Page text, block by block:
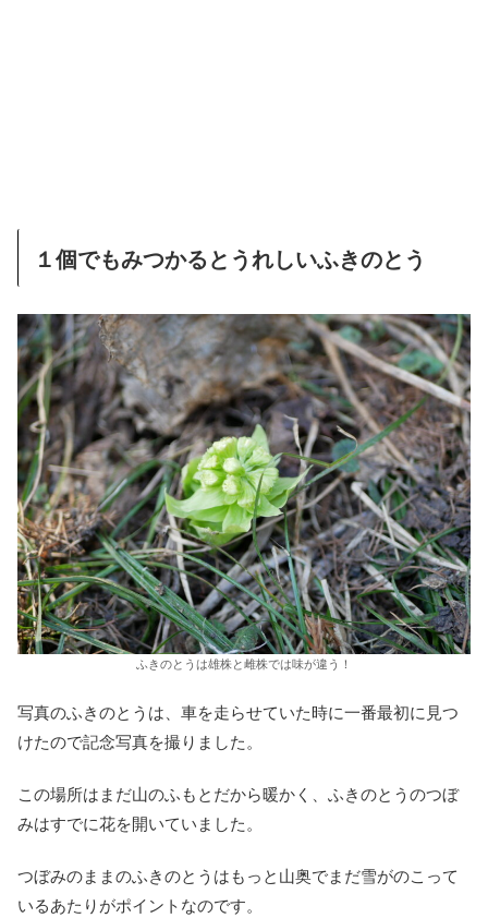
１個でもみつかるとうれしいふきのとう
ふきのとうは雄株と雌株では味が違う！
写真のふきのとうは、車を走らせていた時に一番最初に見つ
けたので記念写真を撮りました。
この場所はまだ山のふもとだから暖かく、ふきのとうのつぼ
みはすでに花を開いていました。
つぼみのままのふきのとうはもっと山奥でまだ雪がのこって
いるあたりがポイントなのです。